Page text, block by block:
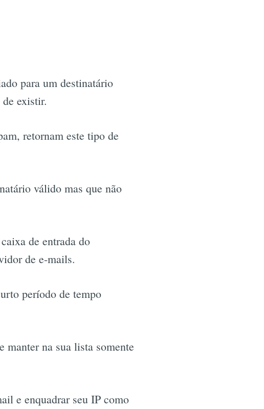
para um destinatário
existir.
retornam este tipo de
válido mas que não
de entrada do
de e-mails.
período de tempo
manter na sua lista somente
e enquadrar seu IP como